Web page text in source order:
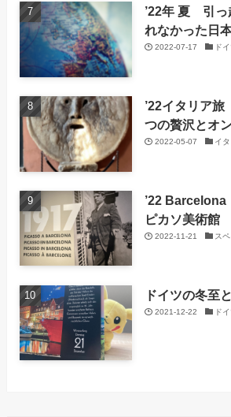
’22年 夏 引っ
れなかった日
2022-07-17 ド
’22イタリア
つの贅沢とオ
2022-05-07 イ
’22
ピカソ美術館
2022-11-21 ス
ドイツの冬至
2021-12-22 ド